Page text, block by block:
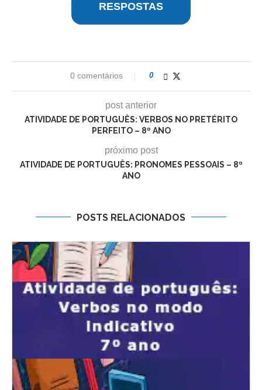
RESPOSTAS
0 comentários 0
post anterior
ATIVIDADE DE PORTUGUÊS: VERBOS NO PRETÉRITO
PERFEITO – 8º ANO
próximo post
ATIVIDADE DE PORTUGUÊS: PRONOMES PESSOAIS – 8º
ANO
POSTS RELACIONADOS